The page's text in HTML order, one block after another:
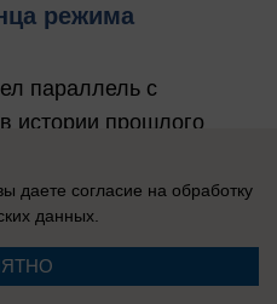
режима
параллель с
истории прошлого
напоминает то, что ...
даете согласие на обработку
данных.